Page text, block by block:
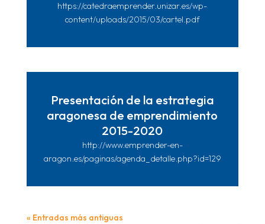
https://catedraemprender.unizar.es/wp-
content/uploads/2015/03/cartel.pdf
Presentación de la estrategia
aragonesa de emprendimiento
2015-2020
http://www.emprender-en-
aragon.es/paginas/agenda_detalle.php?id=129
« Entradas más antiguas